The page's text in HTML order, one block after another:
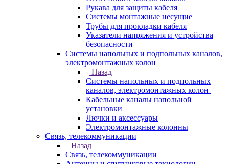
Рукава для защиты кабеля
Системы монтажные несущие
Трубы для прокладки кабеля
Указатели напряжения и устройства
безопасности
Системы напольных и подпольных каналов,
электромонтажных колон
Назад
Системы напольных и подпольных
каналов, электромонтажных колон
Кабельные каналы напольной
установки
Лючки и аксессуары
Электромонтажные колонны
Связь, телекоммуникации
Назад
Связь, телекоммуникации